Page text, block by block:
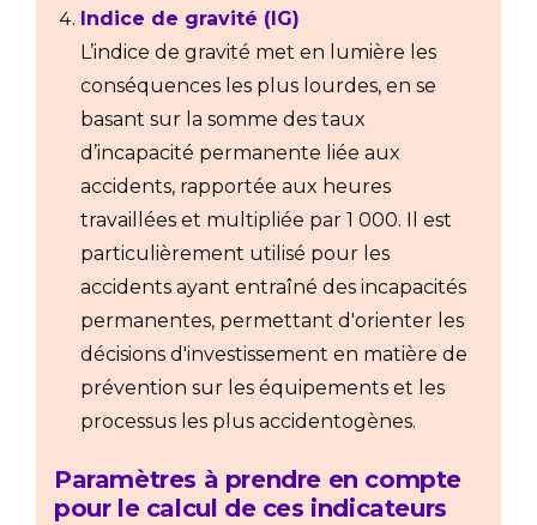
Indice de gravité (IG)
L’indice de gravité met en lumière les
conséquences les plus lourdes, en se
basant sur la somme des taux
d’incapacité permanente liée aux
accidents, rapportée aux heures
travaillées et multipliée par 1 000. Il est
particulièrement utilisé pour les
accidents ayant entraîné des incapacités
permanentes, permettant d'orienter les
décisions d'investissement en matière de
prévention sur les équipements et les
processus les plus accidentogènes.
Paramètres à prendre en compte
pour le calcul de ces indicateurs